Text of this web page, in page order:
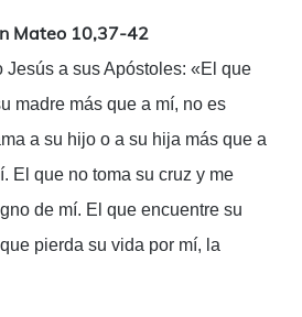
Mateo 10,37-42
Jesús a sus Apóstoles: «El que
madre más que a mí, no es
a su hijo o a su hija más que a
El que no toma su cruz y me
de mí. El que encuentre su
pierda su vida por mí, la